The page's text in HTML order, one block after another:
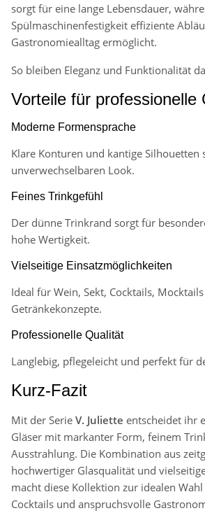
sorgt für eine lange Lebensdauer,
Spülmaschinenfestigkeit effiziente
Gastronomiealltag ermöglicht.
So bleiben Eleganz und Funktionalität
Vorteile für professionelle
Moderne Formensprache
Klare Konturen und kantige Silhouetten
unverwechselbaren Look.
Feines Trinkgefühl
Der dünne Trinkrand sorgt für
hohe Wertigkeit.
Vielseitige Einsatzmöglichkeiten
Ideal für Wein, Sekt, Cocktails,
Getränkekonzepte.
Professionelle Qualität
Langlebig, pflegeleicht und perfekt für
Kurz-Fazit
Mit der Serie V. Juliette entscheidet ihr
Gläser mit markanter Form, feinem
Ausstrahlung. Die Kombination aus
hochwertiger Glasqualität und
macht diese Kollektion zur idealen
Cocktails und anspruchsvolle